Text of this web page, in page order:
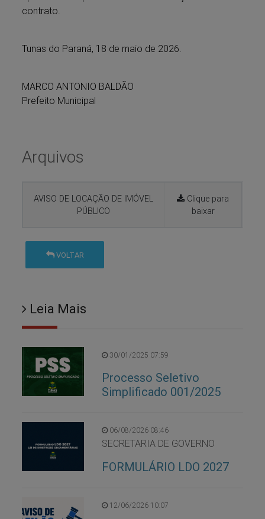
contrato.
Tunas do Paraná, 18 de maio de 2026.
MARCO ANTONIO BALDÃO
Prefeito Municipal
Arquivos
AVISO DE LOCAÇÃO DE IMÓVEL
PÚBLICO
Clique para
baixar
VOLTAR
Leia Mais
30/01/2025 07:59
Processo Seletivo
Simplificado 001/2025
06/08/2026 08:46
SECRETARIA DE GOVERNO
FORMULÁRIO LDO 2027
12/06/2026 10:07